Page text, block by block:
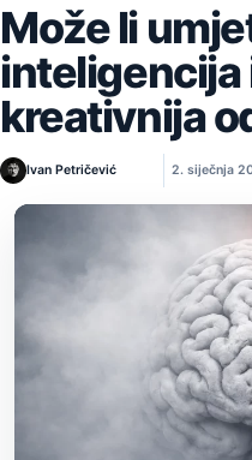
Može li
inteligencija
kreativnija
Ivan Petričević 2. siječnja